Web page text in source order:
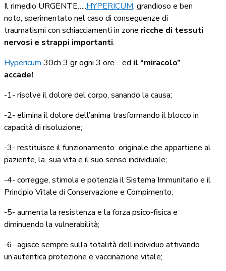
Il rimedio URGENTE…..HYPERICUM, grandioso e ben
noto, sperimentato nel caso di conseguenze di
traumatismi con schiacciamenti in zone ricche di tessuti
nervosi e strappi importanti.
Hypericum 30ch 3 gr ogni 3 ore… ed il “miracolo”
accade!
-1- risolve il dolore del corpo, sanando la causa;
-2- elimina il dolore dell’anima trasformando il blocco in
capacità di risoluzione;
-3- restituisce il funzionamento originale che appartiene al
paziente, la sua vita e il suo senso individuale;
-4- corregge, stimola e potenzia il Sistema Immunitario e il
Principio Vitale di Conservazione e Compimento;
-5- aumenta la resistenza e la forza psico-fisica e
diminuendo la vulnerabilità;
-6- agisce sempre sulla totalità dell’individuo attivando
un’autentica protezione e vaccinazione vitale;